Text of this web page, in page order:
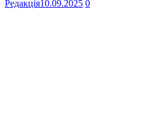
Редакція10.09.2025 0